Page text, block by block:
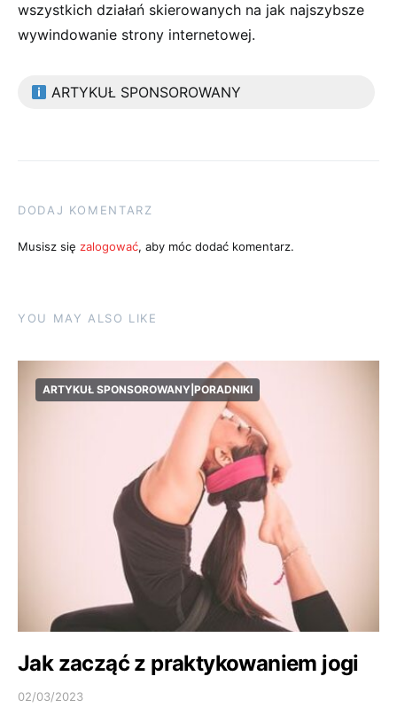
wszystkich działań skierowanych na jak najszybsze
wywindowanie strony internetowej.
ARTYKUŁ SPONSOROWANY
DODAJ KOMENTARZ
Musisz się zalogować, aby móc dodać komentarz.
YOU MAY ALSO LIKE
ARTYKUŁ SPONSOROWANY|PORADNIKI
Jak zacząć z praktykowaniem jogi
02/03/2023